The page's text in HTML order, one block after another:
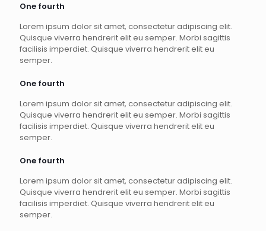
One fourth
Lorem ipsum dolor sit amet, consectetur adipiscing elit.
Quisque viverra hendrerit elit eu semper. Morbi sagittis
facilisis imperdiet. Quisque viverra hendrerit elit eu
semper.
One fourth
Lorem ipsum dolor sit amet, consectetur adipiscing elit.
Quisque viverra hendrerit elit eu semper. Morbi sagittis
facilisis imperdiet. Quisque viverra hendrerit elit eu
semper.
One fourth
Lorem ipsum dolor sit amet, consectetur adipiscing elit.
Quisque viverra hendrerit elit eu semper. Morbi sagittis
facilisis imperdiet. Quisque viverra hendrerit elit eu
semper.